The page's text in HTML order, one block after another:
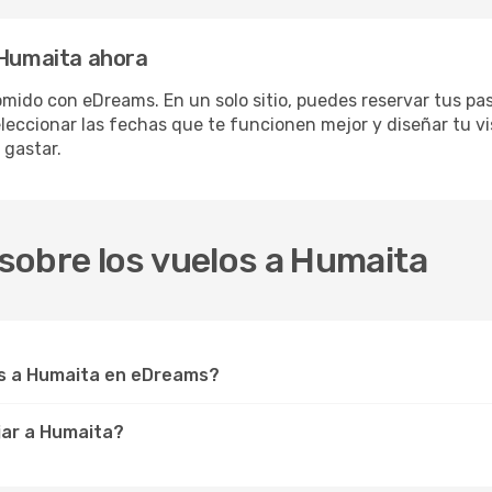
ahora
con eDreams. En un solo sitio, puedes reservar tus
las fechas que te funcionen mejor y diseñar tu
los vuelos a Humaita
Humaita en eDreams?
a Humaita?